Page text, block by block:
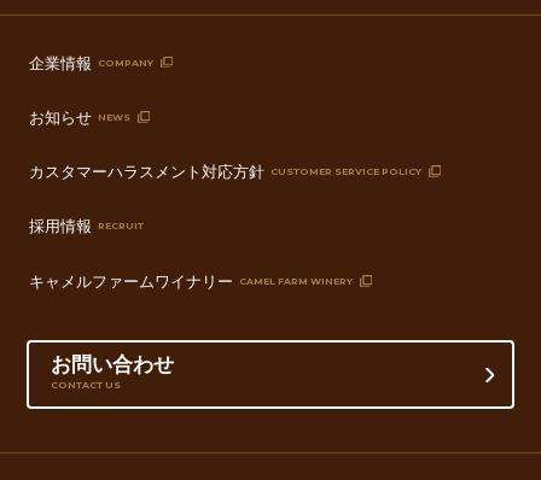
企業情報 COMPANY
お知らせ NEWS
カスタマーハラスメント対応方針 CUSTOMER SERVICE POLICY
採用情報 RECRUIT
キャメルファームワイナリー CAMEL FARM WINERY
お問い合わせ
CONTACT US